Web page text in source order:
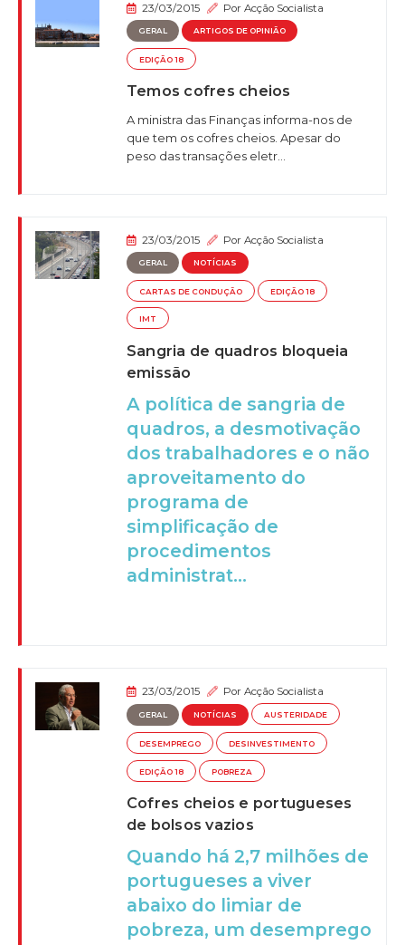
23/03/2015 PorAcção Socialista
GERAL ARTIGOS DE OPINIÃO
EDIÇÃO 18
Temos cofres cheios
A ministra das Finanças informa-nos de
que tem os cofres cheios. Apesar do
peso das transações eletr...
23/03/2015 PorAcção Socialista
GERAL NOTÍCIAS
CARTAS DE CONDUÇÃO EDIÇÃO 18
IMT
Sangria de quadros bloqueia
emissão
A política de sangria de
quadros, a desmotivação
dos trabalhadores e o não
aproveitamento do
programa de
simplificação de
procedimentos
administrat...
23/03/2015 PorAcção Socialista
GERAL NOTÍCIAS AUSTERIDADE
DESEMPREGO DESINVESTIMENTO
EDIÇÃO 18 POBREZA
Cofres cheios e portugueses
de bolsos vazios
Quando há 2,7 milhões de
portugueses a viver
abaixo do limiar de
pobreza, um desemprego